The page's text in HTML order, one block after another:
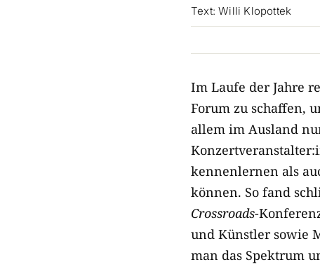
Text: Willi Klopottek
Im Laufe der Jahre
Forum zu schaffen,
allem im Ausland
kennenlernen als
können. So fand
Crossroads-
und Künstler sowie
man das Spektrum